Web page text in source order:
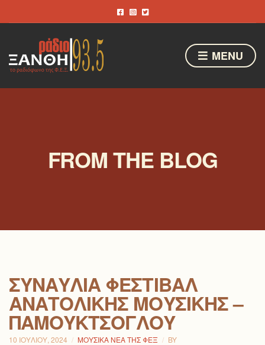
MENU
FROM THE BLOG
ΣΥΝΑΥΛΊΑ ΦΕΣΤΙΒΆΛ
ΑΝΑΤΟΛΙΚΉΣ ΜΟΥΣΙΚΉΣ –
ΠΑΜΟΥΚΤΣΌΓΛΟΥ
10 ΙΟΥΛΊΟΥ, 2024 ΜΟΥΣΙΚΆ ΝΈΑ ΤΗΣ ΦΕΞ BY